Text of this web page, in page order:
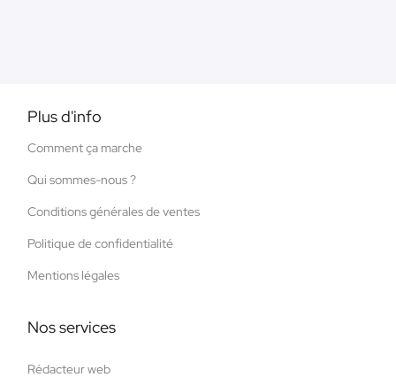
Plus d'info
Comment ça marche
Qui sommes-nous ?
Conditions générales de ventes
Politique de confidentialité
Mentions légales
Nos services
Rédacteur web